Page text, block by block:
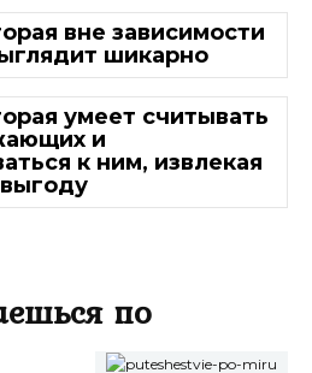
вне зависимости
шикарно
умеет считывать
и
к ним, извлекая
по